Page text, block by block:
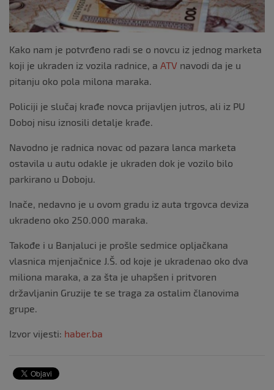
Kako nam je potvrđeno radi se o novcu iz jednog marketa
koji je ukraden iz vozila radnice, a ATV navodi da je u
pitanju oko pola milona maraka.
Policiji je slučaj krađe novca prijavljen jutros, ali iz PU
Doboj nisu iznosili detalje krađe.
Navodno je radnica novac od pazara lanca marketa
ostavila u autu odakle je ukraden dok je vozilo bilo
parkirano u Doboju.
Inače, nedavno je u ovom gradu iz auta trgovca deviza
ukradeno oko 250.000 maraka.
Takođe i u Banjaluci je prošle sedmice opljačkana
vlasnica mjenjačnice J.Š. od koje je ukradenao oko dva
miliona maraka, a za šta je uhapšen i pritvoren
državljanin Gruzije te se traga za ostalim članovima
grupe.
Izvor vijesti: haber.ba